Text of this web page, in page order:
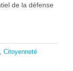
de la défense
Citoyenneté